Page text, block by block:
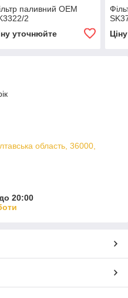
паливний OEM
2
уточнюйте
область, 36000,
20:00